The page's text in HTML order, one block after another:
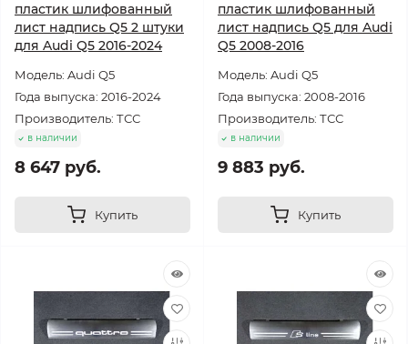
пластик шлифованный
лист надпись Q5 2 штуки
для Audi Q5 2016-2024
Модель: Audi Q5
Года выпуска: 2016-2024
Производитель: ТСС
в наличии
8 647 руб.
Купить
пластик шлифованный
лист надпись Q5 для Audi
Q5 2008-2016
Модель: Audi Q5
Года выпуска: 2008-2016
Производитель: ТСС
в наличии
9 883 руб.
Купить